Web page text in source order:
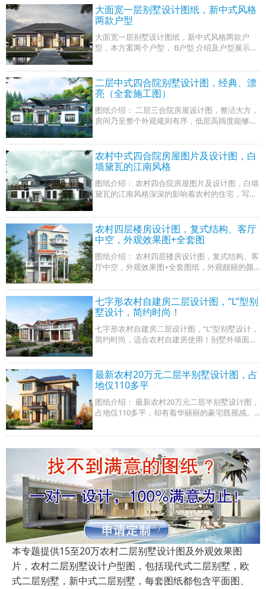
大面宽一层别墅设计图纸，新中式风格
两款户型
大面宽一层别墅设计图纸，新中式风格两款户
型，本方案两个户型， B户型 介绍及户型展示往
米； 建筑层高： 一层； 建筑高度： 6.088米（含
屋顶
二层中式四合院别墅设计图，经典、漂
亮（全套施工图）
图纸介绍： 二层三合院房屋设计图，整洁大方，
房间乃至整个外观规则有序，低层高阔度能够囊
海、法式等等各种风格发现还是中式的合院
农村中式四合院房屋图片及设计图，白
墙黛瓦的江南风格
图纸介绍： 农村四合院房屋图片及设计图，白墙
黛瓦的江南风格深深的影响着农村的住宅，写意
水，曲径通幽的中式四合院，古朴沉静的
农村四层楼房设计图，复式结构、客厅
中空，外观效果图+全套图
图纸介绍： 农村四层楼房设计图，复式结构、客
厅中空，外观效果图+全套图纸，外观靓丽的颜
墅的占地面积也符合我国大部分地区宅基
七字形农村自建房二层设计图，“L”型别
墅设计，简约时尚！
七字形农村自建房二层设计图，“L”型别墅设计，
简约时尚，适合农村自建房使用！别墅外墙面主
红色琉璃瓦。
最新农村20万元二层半别墅设计图，占
地仅110多平
图纸介绍： 最新农村20万元二层半别墅设计图，
占地仅110多平，却有着华丽丽的豪宅既视感。
典韵味的同时，又设计出更加适宜农村建造
本专题提供15至20万农村二层别墅设计图及外观效果图
片，农村二层别墅设计户型图，包括现代式二层别墅，欧
式二层别墅，新中式二层别墅，每套图纸都包含平面图、